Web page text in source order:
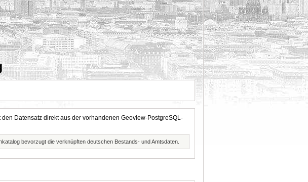
Datensatz direkt aus der vorhandenen Geoview-PostgreSQL-
bevorzugt die verknüpften deutschen Bestands- und Amtsdaten.